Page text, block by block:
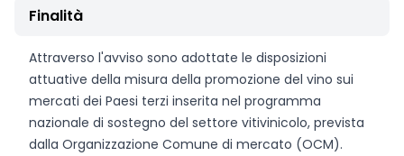
Finalità
Attraverso l'avviso sono adottate le disposizioni
attuative della misura della promozione del vino sui
mercati dei Paesi terzi inserita nel programma
nazionale di sostegno del settore vitivinicolo, prevista
dalla Organizzazione Comune di mercato (OCM).